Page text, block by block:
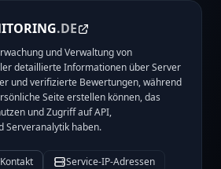
.DE
und Verwaltung von
detaillierte Informationen über Server
und verifizierte Bewertungen, während
Seite erstellen können, das
und Zugriff auf API,
Serveranalytik haben.
Kontakt Service-IP-Adressen